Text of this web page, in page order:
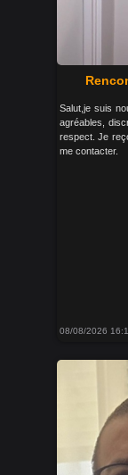
Salut,je suis
agréables,
respect. Je
me contacter.
08/08/2026